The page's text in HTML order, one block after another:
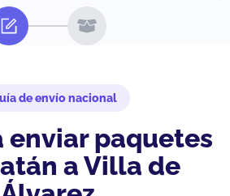
de envío nacional
enviar paquetes
a Villa de